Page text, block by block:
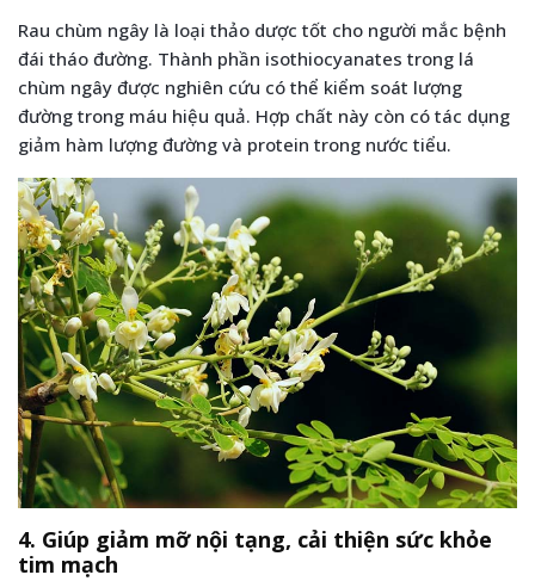
Rau chùm ngây là loại thảo dược tốt cho người mắc bệnh
đái tháo đường. Thành phần isothiocyanates trong lá
chùm ngây được nghiên cứu có thể kiểm soát lượng
đường trong máu hiệu quả. Hợp chất này còn có tác dụng
giảm hàm lượng đường và protein trong nước tiểu.
4. Giúp giảm mỡ nội tạng, cải thiện sức khỏe
tim mạch